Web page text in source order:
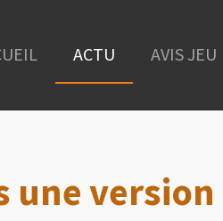
ACTU AVIS JEU
version